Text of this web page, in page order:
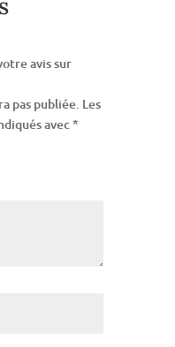
avis sur
pas publiée. Les
avec*